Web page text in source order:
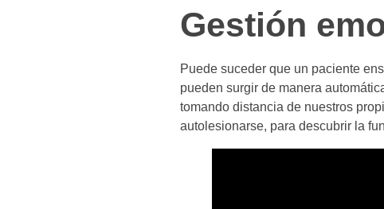
ó
m
o
Gestión
Puede suceder que un paciente
pueden surgir de manera
tomando distancia de nuestros
autolesionarse, para descubrir la